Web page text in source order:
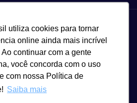
utiliza cookies para tornar
online ainda mais incrível
continuar com a gente
você concorda com o uso
com nossa Política de
Saiba mais